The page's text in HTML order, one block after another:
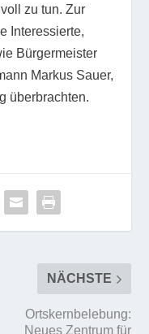
zu tun. Zur
Interessierte,
Bürgermeister
Markus Sauer,
überbrachten.
NÄCHSTE
Ortskernbelebung:
Neues Zentrum für